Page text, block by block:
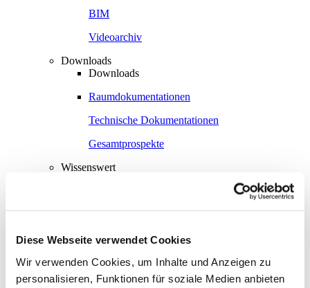
Diese Webseite verwendet Cookies
Wir verwenden Cookies, um Inhalte und Anzeigen zu
personalisieren, Funktionen für soziale Medien anbieten
BIM
Videoarchiv
Downloads
Downloads
Raumdokumentationen
Technische Dokumentationen
Gesamtprospekte
Wissenswert
Brandschutz